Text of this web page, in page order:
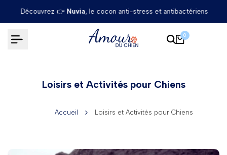
Passer
Découvrez 👉 Nuvia, le cocon anti-stress et antibactériens
0
Loisirs et Activités pour Chiens
Accueil Loisirs et Activités pour Chiens